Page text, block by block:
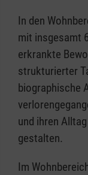
In den
mit insgesamt
erkrankte
strukturierter
biographische
und ihren
gestalten.
Im